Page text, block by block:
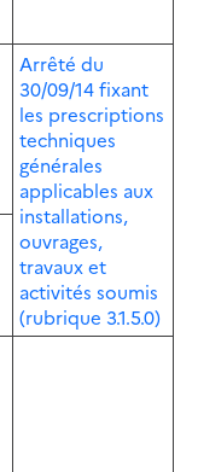
Arrêté du
30/09/14 fixant
les prescriptions
techniques
générales
applicables aux
installations,
ouvrages,
travaux et
activités soumis
(rubrique 3.1.5.0)